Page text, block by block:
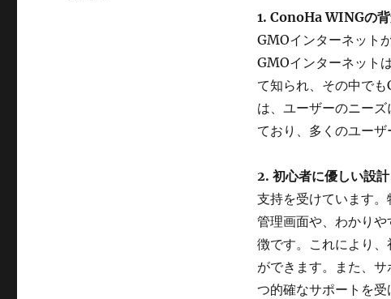
1. ConoHa WINGの
GMOインターネット
GMOインターネット
て知られ、その中で
は、ユーザーのニー
ており、多くのユーザ
2. 初心者に優しい設計
支持を受けています
管理画面や、わかり
徴です。これにより
ができます。また、
つ的確なサポートを受